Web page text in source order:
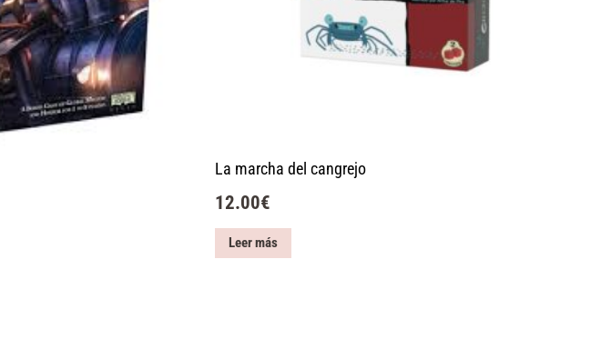
La marcha del cangrejo
12.00€
Leer más